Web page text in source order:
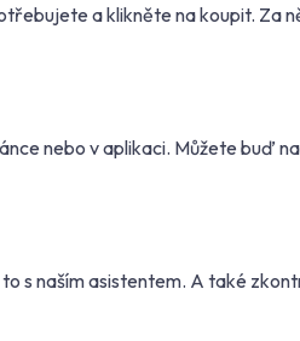
a klikněte na koupit. Za
nebo v aplikaci. Můžete
s naším asistentem. A také